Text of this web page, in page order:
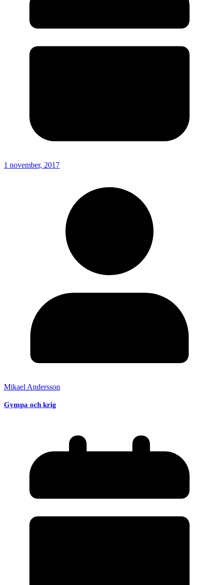
1 november, 2017
Mikael Andersson
Gympa och krig